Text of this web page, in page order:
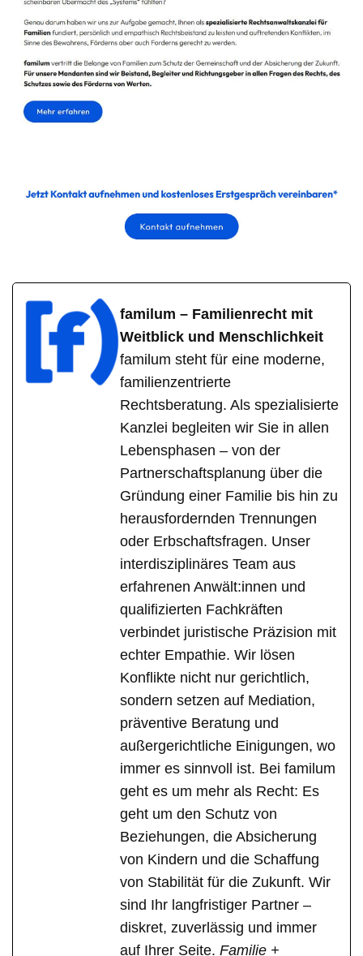
familum – Familienrecht mit
Weitblick und Menschlichkeit
familum steht für eine moderne,
familienzentrierte
Rechtsberatung. Als spezialisierte
Kanzlei begleiten wir Sie in allen
Lebensphasen – von der
Partnerschaftsplanung über die
Gründung einer Familie bis hin zu
herausfordernden Trennungen
oder Erbschaftsfragen. Unser
interdisziplinäres Team aus
erfahrenen Anwält:innen und
qualifizierten Fachkräften
verbindet juristische Präzision mit
echter Empathie. Wir lösen
Konflikte nicht nur gerichtlich,
sondern setzen auf Mediation,
präventive Beratung und
außergerichtliche Einigungen, wo
immer es sinnvoll ist. Bei familum
geht es um mehr als Recht: Es
geht um den Schutz von
Beziehungen, die Absicherung
von Kindern und die Schaffung
von Stabilität für die Zukunft. Wir
sind Ihr langfristiger Partner –
diskret, zuverlässig und immer
auf Ihrer Seite. Familie +